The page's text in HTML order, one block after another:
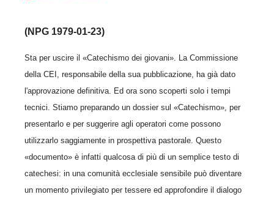
(NPG 1979-01-23)
Sta per uscire il «Catechismo dei giovani». La Commissione
della CEI, responsabile della sua pubblicazione, ha già dato
l'approvazione definitiva. Ed ora sono scoperti solo i tempi
tecnici. Stiamo preparando un dossier sul «Catechismo», per
presentarlo e per suggerire agli operatori come possono
utilizzarlo saggiamente in prospettiva pastorale. Questo
«documento» è infatti qualcosa di più di un semplice testo di
catechesi: in una comunità ecclesiale sensibile può diventare
un momento privilegiato per tessere ed approfondire il dialogo